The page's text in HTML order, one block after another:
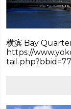
横滨 Bay
https://